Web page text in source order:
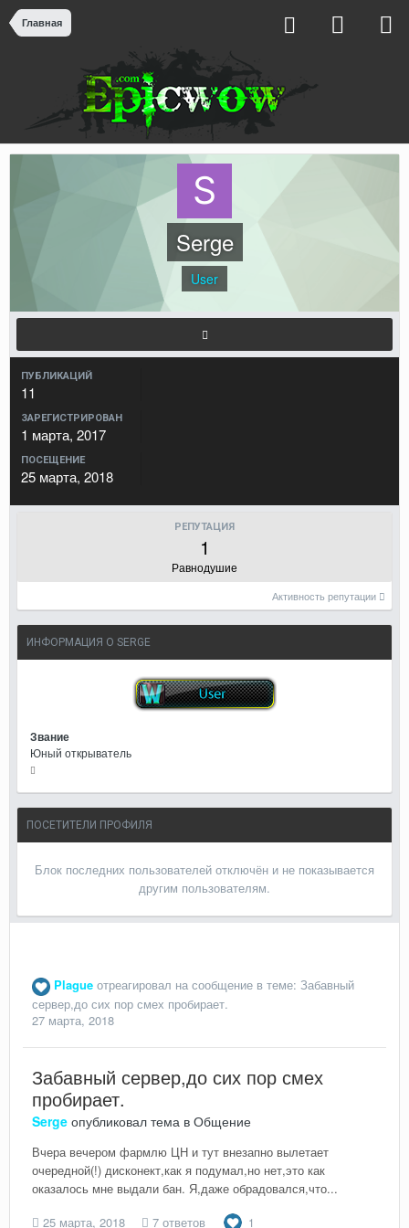
Главная
Serge
User
ПУБЛИКАЦИЙ
11
ЗАРЕГИСТРИРОВАН
1 марта, 2017
ПОСЕЩЕНИЕ
25 марта, 2018
РЕПУТАЦИЯ
1
Равнодушие
Активность репутации
ИНФОРМАЦИЯ О SERGE
Звание
Юный открыватель
ПОСЕТИТЕЛИ ПРОФИЛЯ
Блок последних пользователей отключён и не показывается
другим пользователям.
Plague отреагировал на сообщение в теме: Забавный
сервер,до сих пор смех пробирает.
27 марта, 2018
Забавный сервер,до сих пор смех
пробирает.
Serge опубликовал тема в Общение
Вчера вечером фармлю ЦН и тут внезапно вылетает
очередной(!) дисконект,как я подумал,но нет,это как
оказалось мне выдали бан. Я,даже обрадовался,что...
25 марта, 2018
7 ответов 1